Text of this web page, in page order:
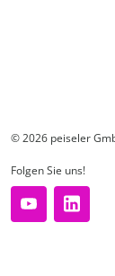
© 2026 peiseler
Folgen Sie uns!